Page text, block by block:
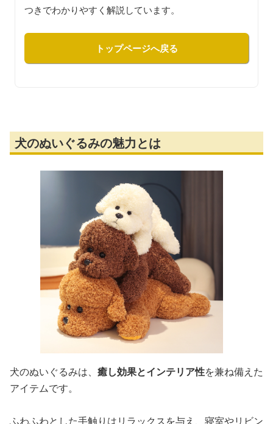
つきでわかりやすく解説しています。
トップページへ戻る
犬のぬいぐるみの魅力とは
犬のぬいぐるみは、 癒し効果とインテリア性を兼ね備えた
アイテムです。
ふわふわとした手触りはリラックスを与え、寝室やリビン